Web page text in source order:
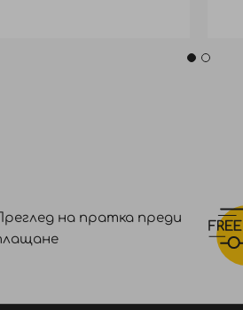
на пратка преди